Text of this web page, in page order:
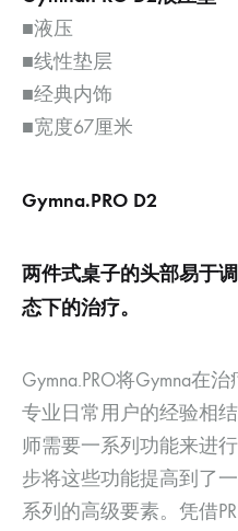
■液压
■线性垫层
■经典内饰
■宽度67厘米
Gymna.PRO D2
两件式桌子的头部易于
态下的治疗。
Gymna.PRO将Gymna在
专业日常用户的经验相
师需要一系列功能来进
步将这些功能提高到了
系列的高级要素。凭借